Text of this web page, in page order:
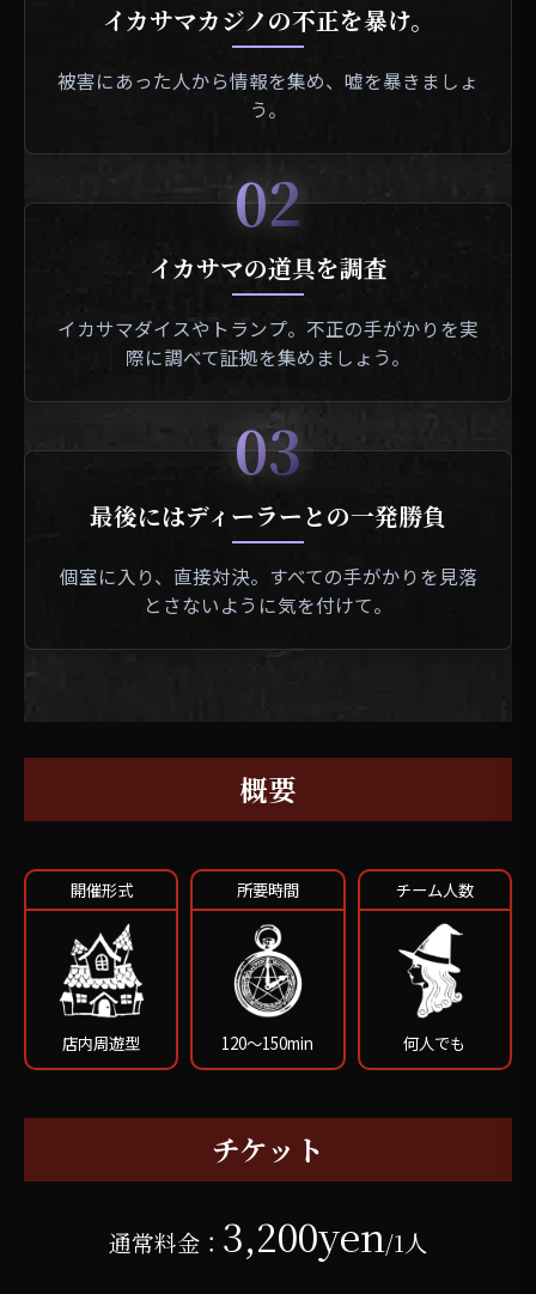
イカサマカジノの不正を暴け。
被害にあった人から情報を集め、嘘を暴きましょ
う。
02
イカサマの道具を調査
イカサマダイスやトランプ。不正の手がかりを実
際に調べて証拠を集めましょう。
03
最後にはディーラーとの一発勝負
個室に入り、直接対決。すべての手がかりを見落
とさないように気を付けて。
概要
開催形式
店内周遊型
所要時間
120～150min
チーム人数
何人でも
チケット
通常料金： 3,200yen/1人